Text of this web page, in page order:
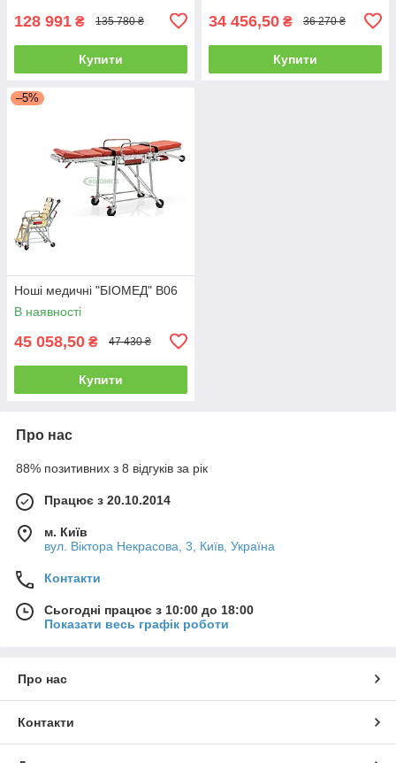
128 991 ₴ 135 780 ₴
Купити
34 456,50 ₴ 36 270 ₴
Купити
–5%
Ноші медичні "БІОМЕД" B06
В наявності
45 058,50 ₴ 47 430 ₴
Купити
Про нас
88% позитивних з 8 відгуків за рік
Працює з 20.10.2014
м. Київ
вул. Вiктора Некрасова, 3, Київ, Україна
Контакти
Сьогодні працює з 10:00 до 18:00
Показати весь графік роботи
Про нас
Контакти